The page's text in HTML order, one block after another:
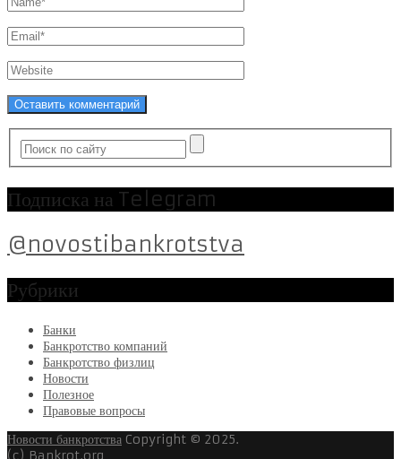
Подписка на Telegram
@novostibankrotstva
Рубрики
Банки
Банкротство компаний
Банкротство физлиц
Новости
Полезное
Правовые вопросы
Новости банкротства Copyright © 2025.